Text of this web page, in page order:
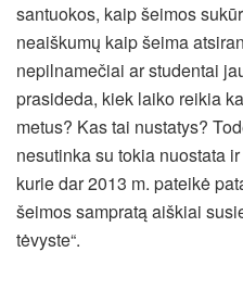
santuokos, kaip šeimos
neaiškumų kaip šeima
nepilnamečiai ar studentai
prasideda, kiek laiko reikia
metus? Kas tai nustatys?
nesutinka su tokia nuostata
kurie dar 2013 m. pateikė
šeimos sampratą aiškiai
tėvyste“.